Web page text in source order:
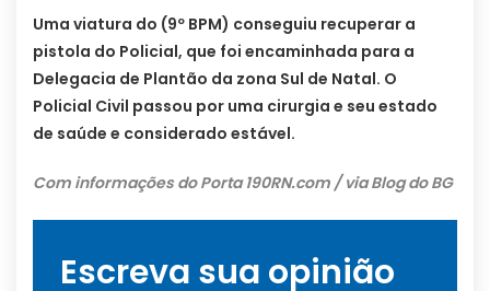
Uma viatura do (9º BPM) conseguiu recuperar a
pistola do Policial, que foi encaminhada para a
Delegacia de Plantão da zona Sul de Natal. O
Policial Civil passou por uma cirurgia e seu estado
de saúde e considerado estável.
Com informações do Porta 190RN.com / via Blog do BG
Escreva sua opinião